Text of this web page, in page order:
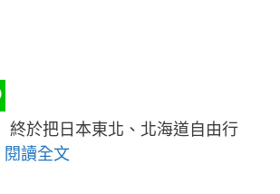
於把日本東北、北海道自由行
閱讀全文